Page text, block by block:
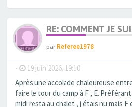
RE: COMMENT JE
parReferee1978
- 19 juin 2026, 19:10
Après une accolade chaleureuse
faire le tour du camp à F , E.
midi resta au chalet , j étais nu mais